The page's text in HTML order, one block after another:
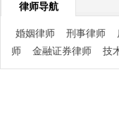
律师导航
婚姻律师 刑事律师
师
金融证券律师 技